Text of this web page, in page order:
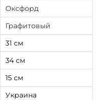
Оксфорд
Графитовый
31 см
34 см
15 см
Украина